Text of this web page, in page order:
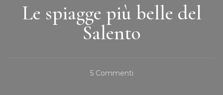
Le spiagge più belle del
Salento
5 CommentiSu